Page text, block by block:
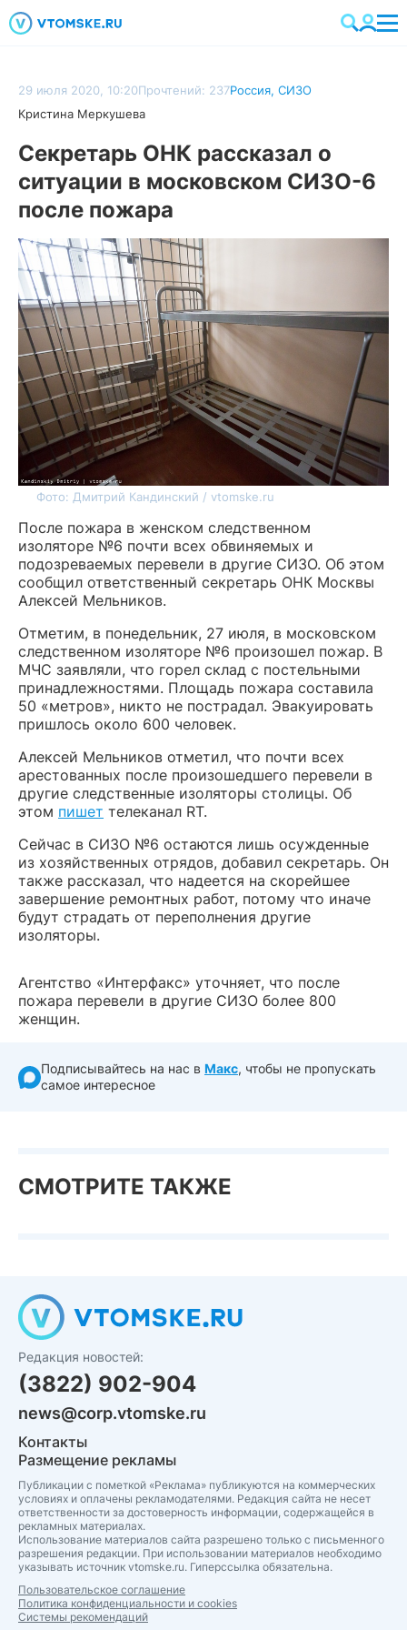
29 июля 2020, 10:20Прочтений: 237Россия, СИЗО
Кристина Меркушева
Секретарь ОНК рассказал о
ситуации в московском СИЗО-6
после пожара
Фото: Дмитрий Кандинский / vtomske.ru
После пожара в женском следственном
изоляторе №6 почти всех обвиняемых и
подозреваемых перевели в другие СИЗО. Об этом
сообщил ответственный секретарь ОНК Москвы
Алексей Мельников.
Отметим, в понедельник, 27 июля, в московском
следственном изоляторе №6 произошел пожар. В
МЧС заявляли, что горел склад с постельными
принадлежностями. Площадь пожара составила
50 «метров», никто не пострадал. Эвакуировать
пришлось около 600 человек.
Алексей Мельников отметил, что почти всех
арестованных после произошедшего перевели в
другие следственные изоляторы столицы. Об
этом пишет телеканал RT.
Сейчас в СИЗО №6 остаются лишь осужденные
из хозяйственных отрядов, добавил секретарь. Он
также рассказал, что надеется на скорейшее
завершение ремонтных работ, потому что иначе
будут страдать от переполнения другие
изоляторы.
Агентство «Интерфакс» уточняет, что после
пожара перевели в другие СИЗО более 800
женщин.
Подписывайтесь на нас в Макс, чтобы не пропускать
самое интересное
СМОТРИТЕ ТАКЖЕ
Редакция новостей:
(3822) 902-904
news@corp.vtomske.ru
Контакты
Размещение рекламы
Публикации с пометкой «Реклама» публикуются на коммерческих
условиях и оплачены рекламодателями. Редакция сайта не несет
ответственности за достоверность информации, содержащейся в
рекламных материалах.
Использование материалов сайта разрешено только с письменного
разрешения редакции. При использовании материалов необходимо
указывать источник vtomske.ru. Гиперссылка обязательна.
Пользовательское соглашение
Политика конфиденциальности и cookies
Системы рекомендаций